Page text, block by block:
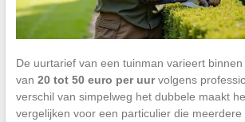
De uurtarief van een tuinman varieert binnen
van 20 tot 50 euro per uurvolgens
verschil van simpelweg het dubbele maakt
vergelijken voor een particulier die meerdere